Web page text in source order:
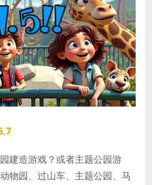
建造游戏？或者主题公园游
物园、过山车、主题公园、马